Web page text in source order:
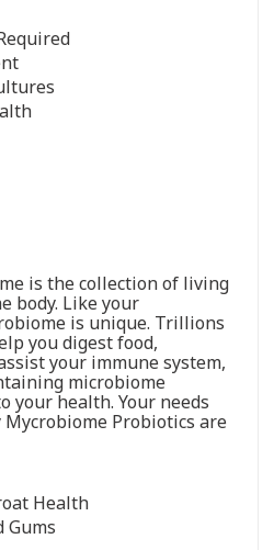
is the collection of living
body. Like your
is unique. Trillions
you digest food,
your immune system,
microbiome
your health. Your needs
Probiotics are
Health
Gums